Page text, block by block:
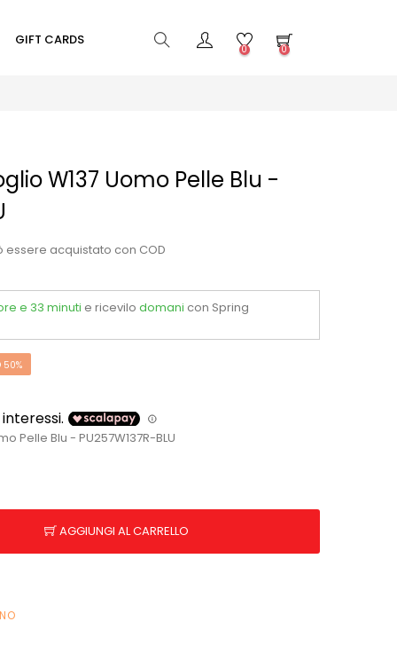
GIFT CARDS
0 0
W137 Uomo Pelle Blu -
acquistato con COD
e 33 minuti e ricevilo domani con Spring
50%
Pelle Blu - PU257W137R-BLU
AGGIUNGI AL CARRELLO